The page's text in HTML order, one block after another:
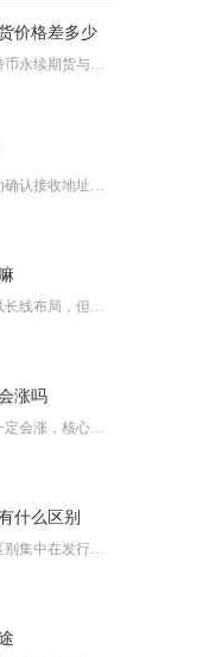
价格差多少
正常行情环境下，比特币永续期货与现货价差普遍维持在±0.5%以内，带有固定到期日的交割期货
以太坊提币核心流程为确认接收地址、匹配对应区块链网络、填写提币数额、完成身份验证并提交交易
结论先行：比特币可以长线布局，但只适合风险承受能力极强、能够接受资产大幅回撤、只用闲钱小额
涨吗
比特币爆仓后价格不一定会涨，核心取决于爆仓的多空方向、市场流动性和宏观环境，空头集中爆仓易
什么区别
莱特币和比特币核心区别集中在发行总量、出块效率、挖矿算法与市场定位四大维度，比特币偏向稀缺